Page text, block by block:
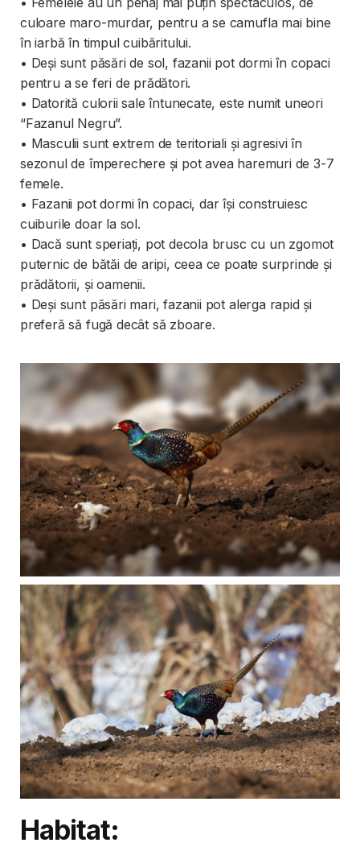
culoare maro-murdar, pentru a se camufla mai bine
în iarbă în timpul cuibăritului.
• Deși sunt păsări de sol, fazanii pot dormi în copaci
pentru a se feri de prădători.
• Datorită culorii sale întunecate, este numit uneori
“Fazanul Negru”.
• Masculii sunt extrem de teritoriali și agresivi în
sezonul de împerechere și pot avea haremuri de 3-7
femele.
• Fazanii pot dormi în copaci, dar își construiesc
cuiburile doar la sol.
• Dacă sunt speriați, pot decola brusc cu un zgomot
puternic de bătăi de aripi, ceea ce poate surprinde și
prădătorii, și oamenii.
• Deși sunt păsări mari, fazanii pot alerga rapid și
preferă să fugă decât să zboare.
Habitat: